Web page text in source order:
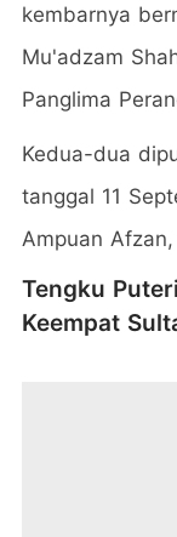
kembarnya
Mu'adzam
Panglima
Kedua-dua
tanggal 11
Ampuan
Tengku
Keempat